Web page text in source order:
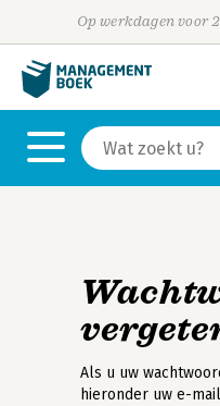
Op werkdagen voor
Als u uw
hieronder uw e-